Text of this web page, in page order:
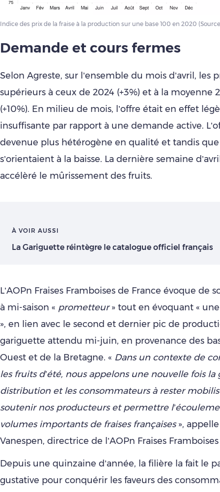
Indice des prix de la fraise à la production sur une base 100 en 2020
Demande et cours fermes
Selon Agreste, sur l’ensemble du mois d’avril, les
supérieurs à ceux de 2024 (+3%) et à la moyenne
(+10%). En milieu de mois, l’offre était en effet
insuffisante par rapport à une demande active.
devenue plus hétérogène en qualité et tandis
s’orientaient à la baisse. La dernière semaine
accélèré le mûrissement des fruits.
À VOIR AUSSI
La Gariguette réintègre le catalogue officiel français
L’AOPn Fraises Framboises de France évoque de
à mi-saison « prometteur» tout en évoquant «
», en lien avec le second et dernier pic de
gariguette attendu mi-juin, en provenance des
Ouest et de la Bretagne. « Dans un contexte de
les fruits d’été, nous appelons une nouvelle fois la
distribution et les consommateurs à rester
soutenir nos producteurs et permettre
volumes importants de fraises françaises»,
Vanespen, directrice de l’AOPn Fraises
Depuis une quinzaine d’année, la filière la fait le
gustative pour conquérir les faveurs des